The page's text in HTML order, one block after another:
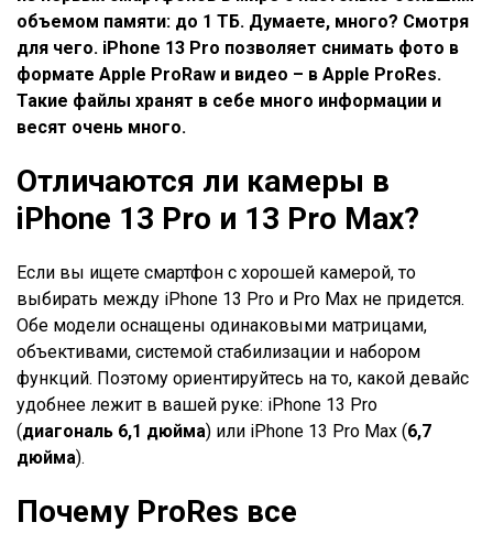
объемом памяти: до 1 ТБ. Думаете, много? Смотря
для чего. iPhone 13 Pro позволяет снимать фото в
формате Apple ProRaw и видео – в Apple ProRes.
Такие файлы хранят в себе много информации и
весят очень много.
Отличаются ли камеры в
iPhone 13 Pro и 13 Pro Max?
Если вы ищете смартфон с хорошей камерой, то
выбирать между iPhone 13 Pro и Pro Max не придется.
Обе модели оснащены одинаковыми матрицами,
объективами, системой стабилизации и набором
функций. Поэтому ориентируйтесь на то, какой девайс
удобнее лежит в вашей руке: iPhone 13 Pro
(диагональ 6,1 дюйма) или iPhone 13 Pro Max (6,7
дюйма).
Почему ProRes все